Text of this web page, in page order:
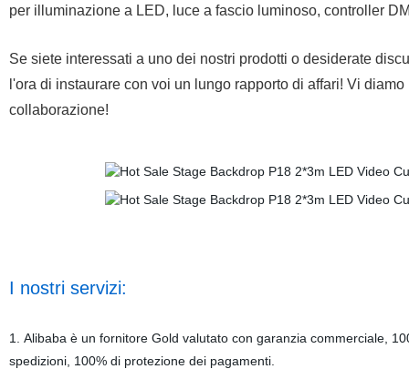
per illuminazione a LED, luce a fascio luminoso, controller
Se siete interessati a uno dei nostri prodotti o desiderate
l'ora di instaurare con voi un lungo rapporto di affari! Vi
collaborazione!
I nostri servizi:
1. Alibaba è un fornitore Gold valutato con garanzia commerciale,
spedizioni, 100% di protezione dei pagamenti.